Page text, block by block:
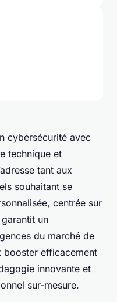
cybersécurité avec
technique et
tant aux
souhaitant se
centrée sur
un
du marché de
booster efficacement
innovante et
sur-mesure.